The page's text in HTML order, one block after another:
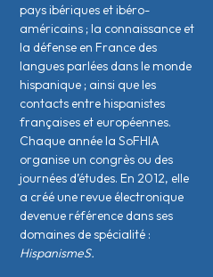
pays ibériques et ibéro-
américains ; la connaissance et
la défense en France des
langues parlées dans le monde
hispanique ; ainsi que les
contacts entre hispanistes
français·es et européen·nes.
Chaque année la SoFHIA
organise un congrès ou des
journées d’études. En 2012, elle
a créé une revue électronique
devenue référence dans ses
domaines de spécialité :
HispanismeS.